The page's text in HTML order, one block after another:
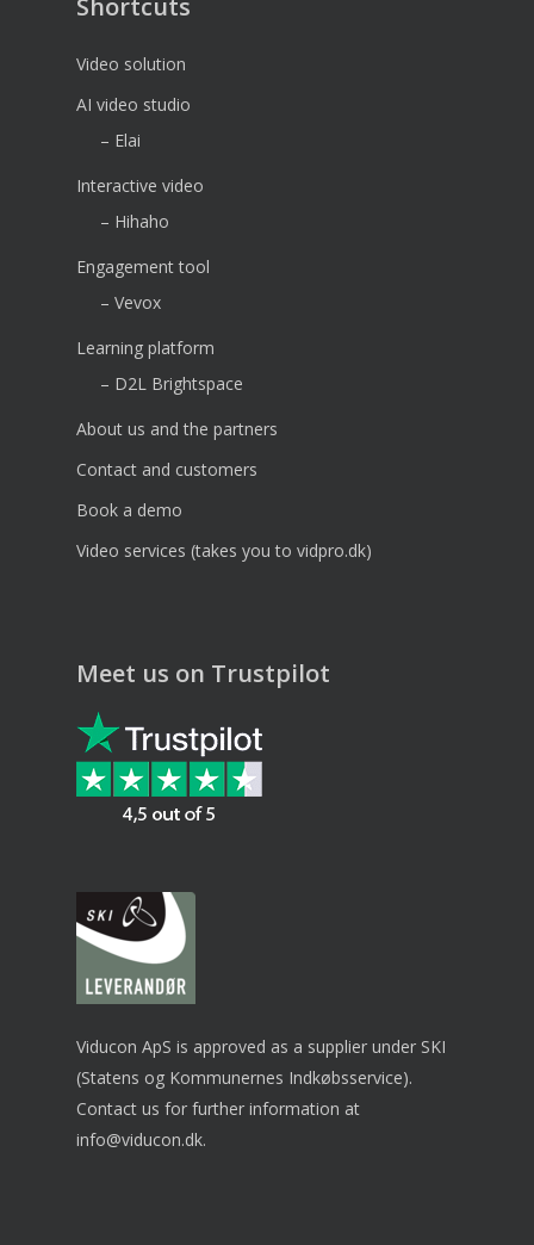
Shortcuts
Video solution
AI video studio
– Elai
Interactive video
– Hihaho
Engagement tool
– Vevox
Learning platform
– D2L Brightspace
About us and the partners
Contact and customers
Book a demo
Video services (takes you to vidpro.dk)
Meet us on Trustpilot
Viducon ApS is approved as a supplier under SKI
(Statens og Kommunernes Indkøbsservice).
Contact us for further information at
info@viducon.dk.